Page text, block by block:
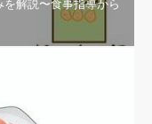
解説〜食事指導から